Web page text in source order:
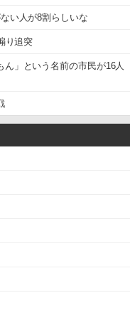
い人が8割らしいな
り追突
ん」という名前の市民が16